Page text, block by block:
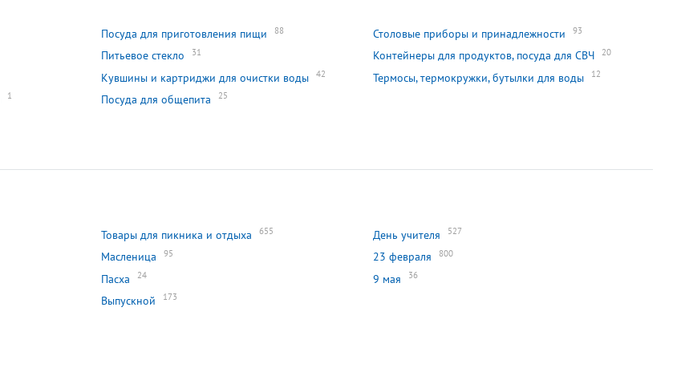
Посуда для приготовления пищи 88 Столовые приборы и принадлежности 93
Питьевое стекло 31 Контейнеры для продуктов, посуда для СВЧ 20
Кувшины и картриджи для очистки воды 42 Термосы, термокружки, бутылки для воды 12
1 Посуда для общепита 25
Товары для пикника и отдыха 655 День учителя 527
Масленица 95 23 февраля 800
Пасха 24 9 мая 36
Выпускной 173